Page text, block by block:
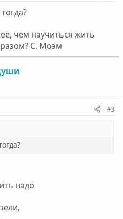
чем научиться жить
С. Моэм
#3
надо